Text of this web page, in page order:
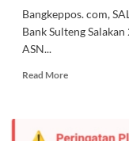
Bangkeppos. com,
Bank Sulteng
ASN...
Read MoreRead
Undian